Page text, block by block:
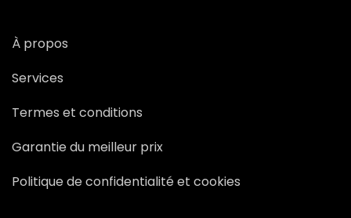
À propos
Services
Termes et conditions
Garantie du meilleur prix
Politique de confidentialité et cookies